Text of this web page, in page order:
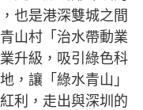
也是港深雙城之間
山村「治水帶動業
升級，吸引綠色科
，讓「綠水青山」
利，走出與深圳的